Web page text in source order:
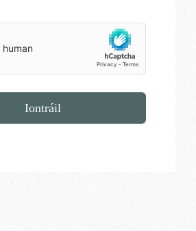
Iontráil